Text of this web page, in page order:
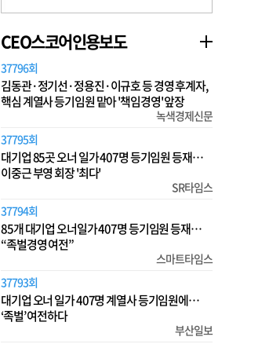
CEO스코어인용보도
37796회
김동관·정기선·정용진·이규호 등 경영 후계자,
핵심 계열사 등기임원 맡아 '책임경영' 앞장
녹색경제신문
37795회
대기업 85곳 오너 일가 407명 등기임원 등재…
이중근 부영 회장 '최다'
SR타임스
37794회
85개 대기업 오너일가 407명 등기임원 등재…
“족벌경영 여전”
스마트타임스
37793회
대기업 오너 일가 407명 계열사 등기임원에…
‘족벌’ 여전하다
부산일보